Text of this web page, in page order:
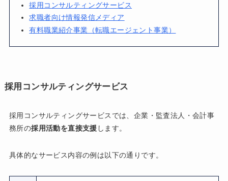
採用コンサルティングサービス
求職者向け情報発信メディア
有料職業紹介事業（転職エージェント事業）
採用コンサルティングサービス
採用コンサルティングサービスでは、企業・監査法人・会計事
務所の採用活動を直接支援 します。
具体的なサービス内容の例は以下の通りです。